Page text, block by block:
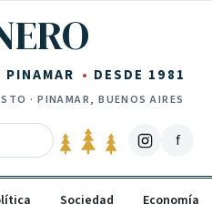
DESDE 1981
· PINAMAR, BUENOS AIRES
f
Sociedad Economía